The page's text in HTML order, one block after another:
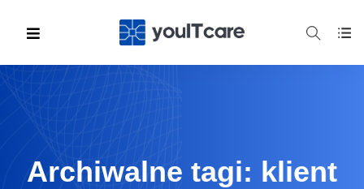
Archiwalne tagi: klient